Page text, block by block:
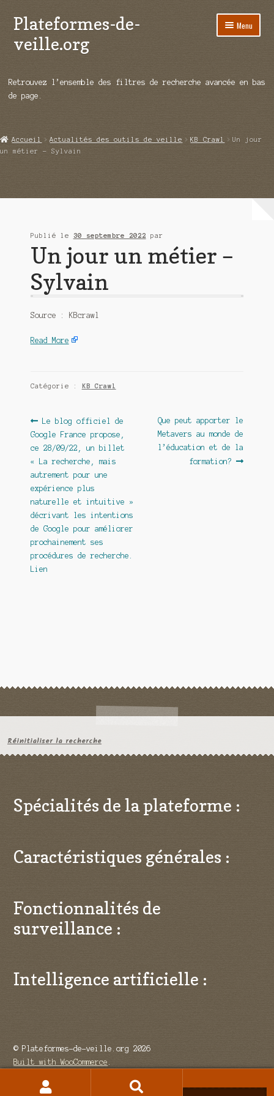
Aller
à
la
Aller
au
contenu
Plateformes-de-
veille.org
Menu
Répertoire d’ouitils
Démos vidéos
Retrouvez l’ensemble des filtres de recherche avancée en bas
de page.
Accueil Actualités des outils de veille KB Crawl
Un jour
un métier – Sylvain
Publié le 30 septembre 2022 par
Un jour un métier –
Sylvain
Source : KBcrawl
Read More
Catégorie : KB Crawl
Navigation
de
l’article
Article
précédent :
Le blog officiel de
Google France propose,
ce 28/09/22, un billet
« La recherche, mais
autrement pour une
expérience plus
naturelle et intuitive »
décrivant les intentions
de Google pour améliorer
prochainement ses
procédures de recherche.
Lien
Article
suivant :
Que peut apporter le
Metavers au monde de
l’éducation et de la
formation?
Réinitialiser la recherche
Spécialités de la plateforme :
Caractéristiques générales :
Fonctionnalités de
surveillance :
Intelligence artificielle :
© Plateformes-de-veille.org 2026
Built with WooCommerce
Recherche